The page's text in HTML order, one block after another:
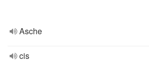
Asche
cis